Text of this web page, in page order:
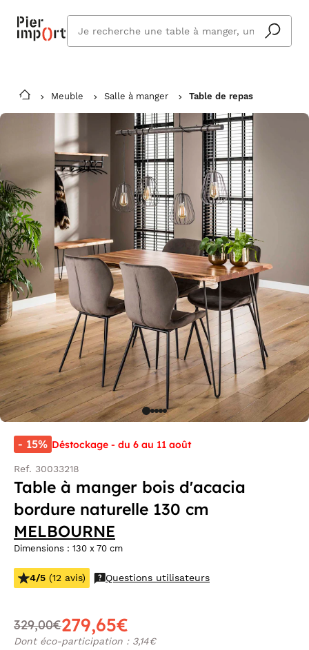
cherchez
vous ?
Meuble Salle à manger Table de repas
- 15% Déstockage - du 6 au 11 août
Ref. 30033218
Table à manger bois d'acacia
bordure naturelle 130 cm
MELBOURNE
Dimensions : 130 x 70 cm
4/5 (12 avis) Questions utilisateurs
329,00€279,65€
Dont éco-participation : 3,14€